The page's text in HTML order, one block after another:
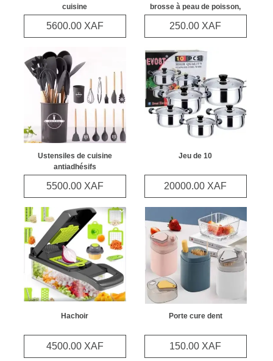
Catégories
Posts
cuisine
5600.00 XAF
brosse à peau de poisson,
grattage rapide, enlever le
couteau à poisson,
250.00 XAF
Ustensiles de cuisine
antiadhésifs
5500.00 XAF
Jeu de 10
20000.00 XAF
Hachoir
4500.00 XAF
Porte cure dent
150.00 XAF